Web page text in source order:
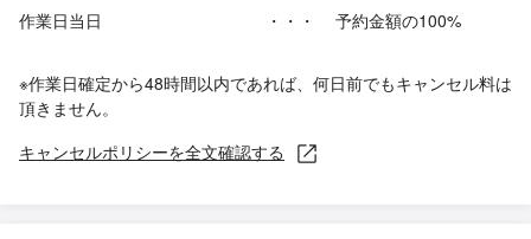
作業日当日
・・・ 予約金額の100%
※作業日確定から48時間以内であれば、何日前でもキャンセル料は
頂きません。
キャンセルポリシーを全文確認する